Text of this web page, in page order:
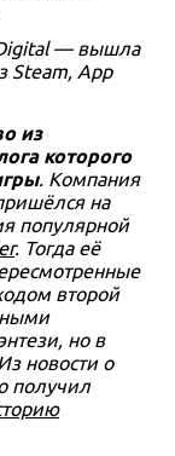
— вышла
Steam, App
из
которого
. Компания
на
популярной
. Тогда её
второй
но в
новости о
получил